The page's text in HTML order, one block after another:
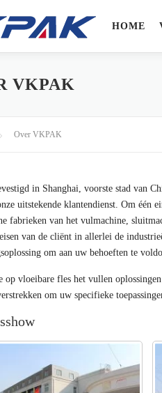
HOME
VKPAK
Over VKPAK
in Shanghai, voorste stad van
uitstekende klantendienst. Om één
fabrieken van het vulmachine,
van de cliënt in allerlei de
om aan uw behoeften te
op vloeibare fles het vullen
om uw specifieke